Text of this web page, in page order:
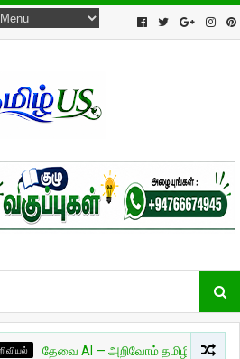
தேவை AI — அறிவோம் தமிழில்! - பாகம் 01